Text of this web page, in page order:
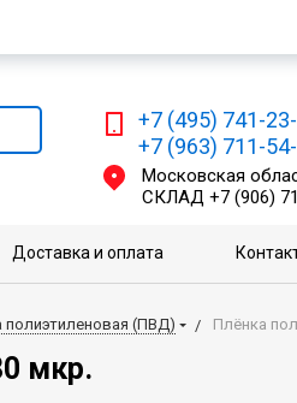
+7 (495) 741-
+7 (963) 711-
Московская
СКЛАД +7 (906)
Доставка и оплата
полиэтиленовая (ПВД) Плёнка
мкр.